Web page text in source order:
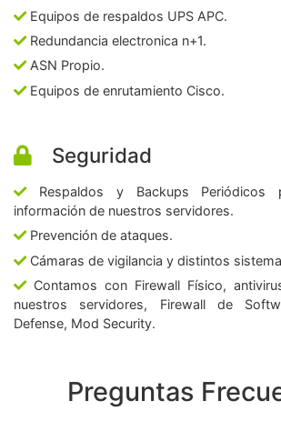
Equipos de respaldos UPS APC.
Redundancia electronica n+1.
ASN Propio.
Equipos de enrutamiento Cisco.
Seguridad
Respaldos y Backups Periódicos
información de nuestros servidores.
Prevención de ataques.
Cámaras de vigilancia y distintos
Contamos con Firewall Físico,
nuestros servidores, Firewall de
Defense, Mod Security.
Preguntas